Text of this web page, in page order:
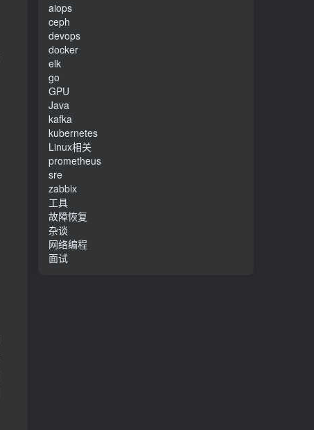
aiops
ceph
devops
docker
elk
go
GPU
Java
kafka
kubernetes
Linux相关
prometheus
sre
zabbix
工具
故障恢复
杂谈
网络编程
面试